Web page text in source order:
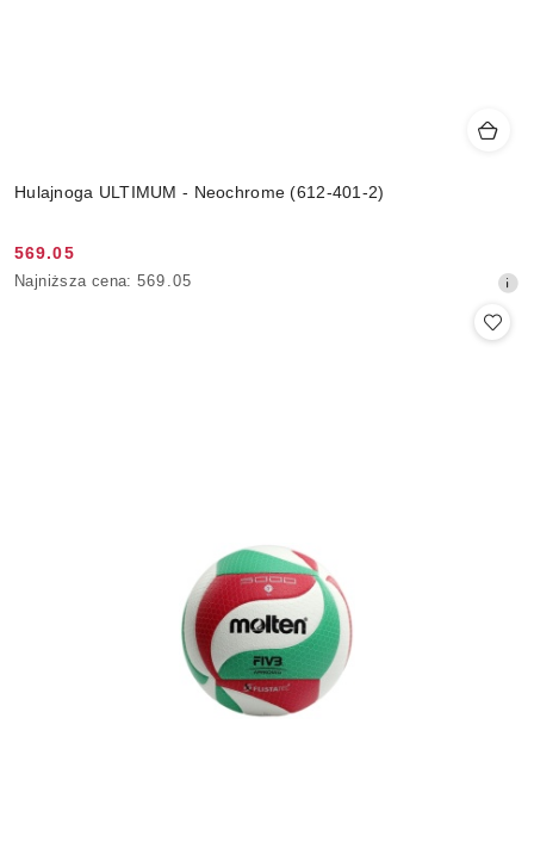
Hulajnoga ULTIMUM - Neochrome (612-401-2)
Cena
promocyjna:
569.05
Najniższa
Najniższa cena: 569.05